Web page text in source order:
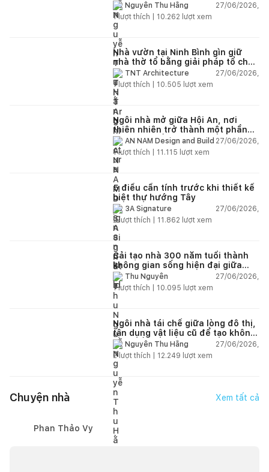
Nguyễn Thu Hằng
27/06/2026,
1lượt thích | 10.262 lượt xem
Nhà vườn tại Ninh Bình gìn giữ
nhà thờ tổ bằng giải pháp tổ chức
lại không gian
TNT Architecture
27/06/2026,
1lượt thích | 10.505 lượt xem
Ngôi nhà mở giữa Hội An, nơi
thiên nhiên trở thành một phần
của cuộc sống
AN NAM Design and Build 27/06/2026,
1lượt thích | 11.115 lượt xem
5 điều cần tính trước khi thiết kế
biệt thự hướng Tây
3A Signature
27/06/2026,
2lượt thích | 11.862 lượt xem
Cải tạo nhà 300 năm tuổi thành
không gian sống hiện đại giữa
thiên nhiên
Thu Nguyễn
27/06/2026,
1lượt thích | 10.095 lượt xem
Ngôi nhà tái chế giữa lòng đô thị,
tận dụng vật liệu cũ để tạo không
gian sống linh hoạt
Nguyễn Thu Hằng
27/06/2026,
2lượt thích | 12.249 lượt xem
Chuyện nhà Xem tất cả
Phan Thảo Vy